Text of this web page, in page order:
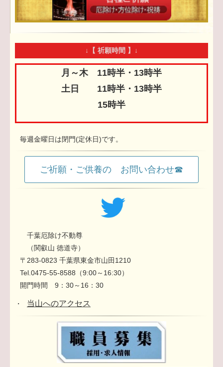
↓【 祈願時間 】↓
月～木 11時半・13時半
土日 11時半・13時半
15時半
毎週金曜日は閉門(定休日)です。
ご祈願・ご供養の お問い合わせ☎
千葉厄除け不動尊
（関叡山 徳道寺）
〒283-0823 千葉県東金市山田1210
Tel.0475-55-8588（9:00～16:30）
開門時間 9：30～16：30
・ 当山へのアクセス